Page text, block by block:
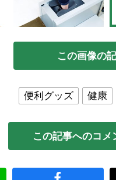
この画像の
便利グッズ 健康
この記事へのコメ